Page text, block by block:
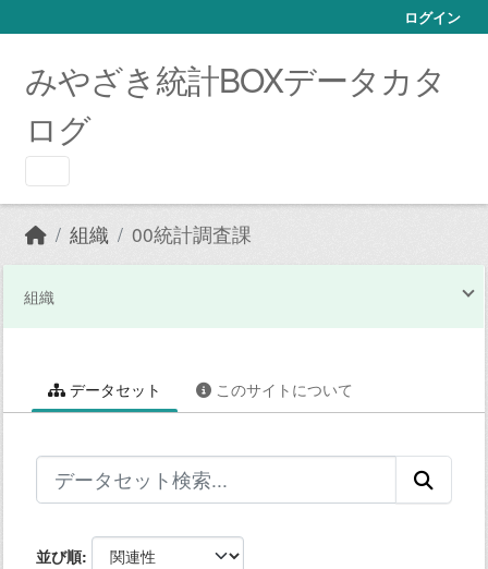
ログイン
みやざき統計BOXデータカタ
ログ
組織 00統計調査課
組織
データセット このサイトについて
並び順